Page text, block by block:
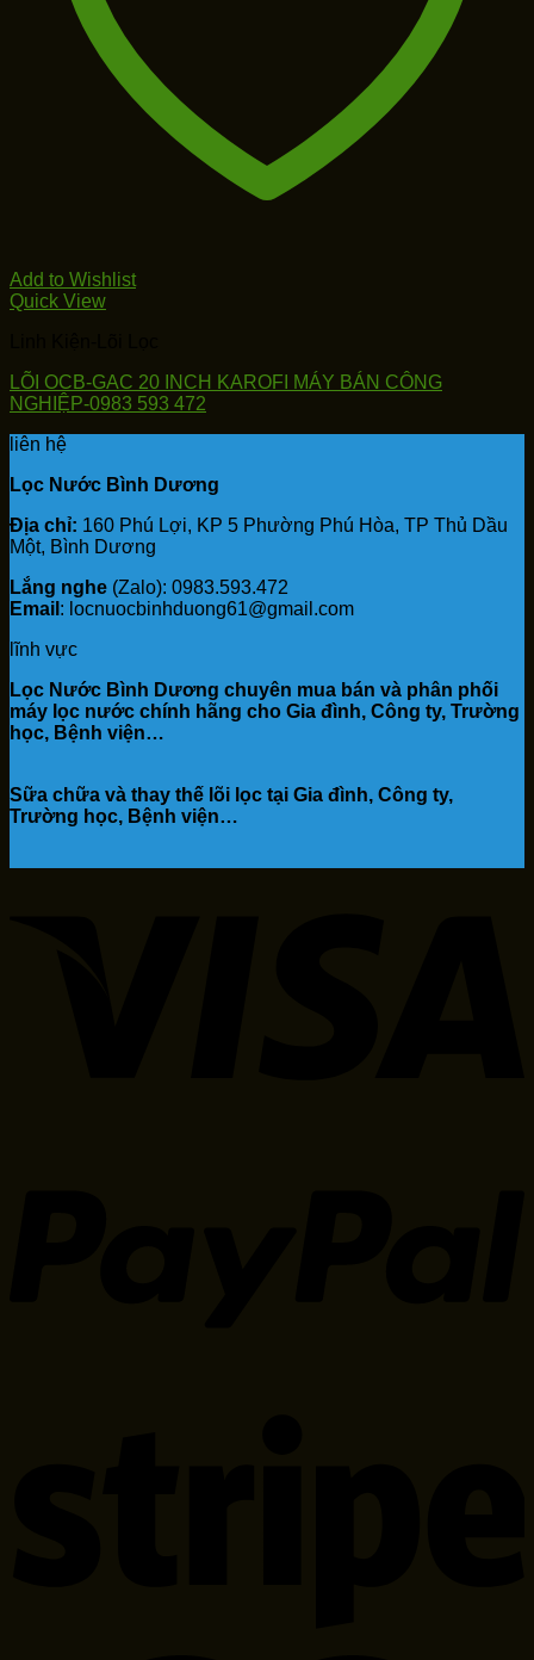
Add to Wishlist
Quick View
LÕI OCB-GAC 20 INCH KAROFI MÁY BÁN CÔNG
NGHIỆP-0983 593 472
liên hệ
Lọc Nước Bình Dương
Địa chỉ: 160 Phú Lợi, KP 5 Phường Phú Hòa, TP Thủ Dầu
Một, Bình Dương
Lắng nghe (Zalo): 0983.593.472
Email : locnuocbinhduong61@gmail.com
lĩnh vực
Lọc Nước Bình Dương chuyên mua bán và phân phối
máy lọc nước chính hãng cho Gia đình, Công ty, Trường
học, Bệnh viện…
Sữa chữa và thay thế lõi lọc tại Gia đình, Công ty,
Trường học, Bệnh viện…